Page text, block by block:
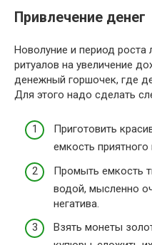
Привлечение денег
Новолуние и период роста
ритуалов на увеличение
денежный горшочек, где
Для этого надо сделать
Приготовить
емкость приятного
Промыть емкость
водой, мысленно
негатива.
Взять монеты